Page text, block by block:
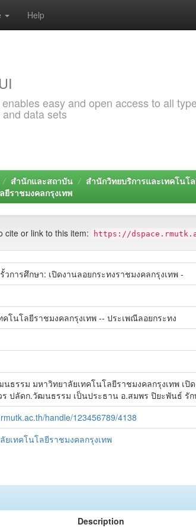
Help
easy and open access to all
data sets
สำนักและสถาบัน สำนักวิทยบริการและเทคโนโ
ราชมงคลกรุงเทพ
cite or link to this item: https://
การศึกษา: เปิดงานลอยกระทงราชมงคลกรุงเทพ -
คโนโลยีราชมงคลกรุงเทพ -- ประเพณีลอยกระทง
ธรรม มหาวิทยาลัยเทคโนโลยีราชมงคลกรุงเทพ เปิ
ปลัดก.วัฒนธรรม เป็นประธาน อ.สมพร ปิยะพันธ์ รั
handle/123456789/4138
ยเทคโนโลยีราชมงคลกรุงเทพ
Description